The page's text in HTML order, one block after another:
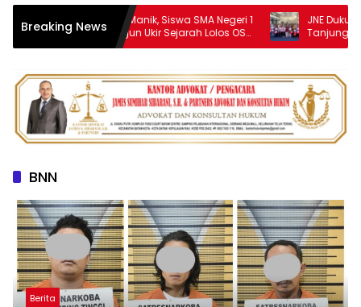
Breaking News
Baster Rapindo Manik, Siswa SMA Negeri 1
Purba Simalungun Ukir Sejarah Lolos OSN
Tingkat Nasional
JNE Dukung AIM
Tanjungpinang,
UMKM melalui
BNN
Berita